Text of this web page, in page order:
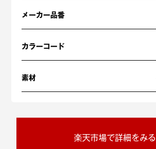
メーカー品番
カラーコード
素材
楽天市場で詳細をみる